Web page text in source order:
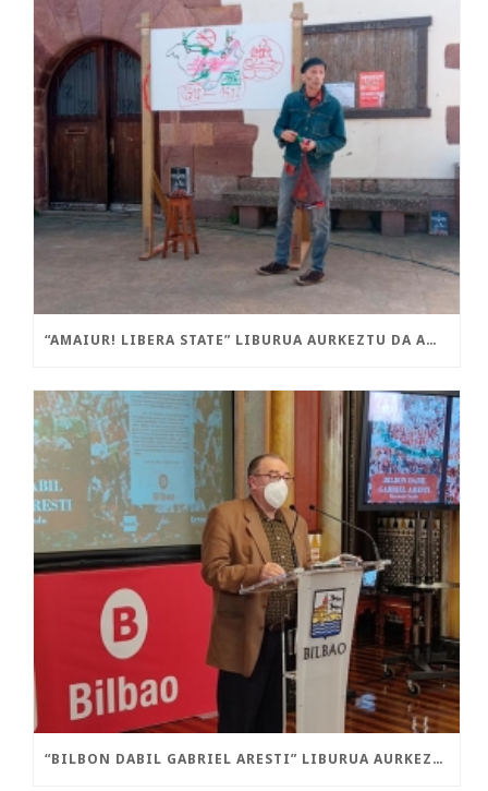
“AMAIUR! LIBERA STATE” LIBURUA AURKEZTU DA AMAIURREN
“BILBON DABIL GABRIEL ARESTI” LIBURUA AURKEZTU DA GAUR